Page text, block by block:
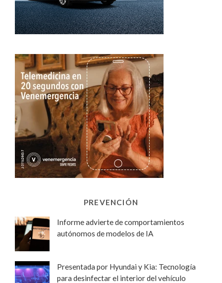
PREVENCIÓN
Informe advierte de comportamientos
autónomos de modelos de IA
Presentada por Hyundai y Kia: Tecnología
para desinfectar el interior del vehículo